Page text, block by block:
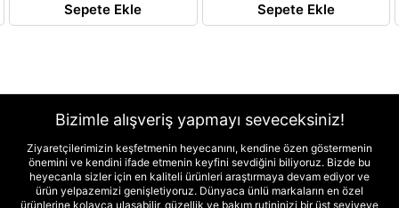
Sepete Ekle Sepete Ekle
Bizimle alışveriş yapmayı seveceksiniz!
Ziyaretçilerimizin keşfetmenin heyecanını, kendine özen göstermenin
önemini ve kendini ifade etmenin keyfini sevdiğini biliyoruz. Bizde bu
heyecanla sizler için en kaliteli ürünleri araştırmaya devam ediyor ve
ürün yelpazemizi genişletiyoruz. Dünyaca ünlü markaların en özel
ürünlerine kolayca ulaşabilir, güzellik ve bakım rutininizi bir üst seviyeye